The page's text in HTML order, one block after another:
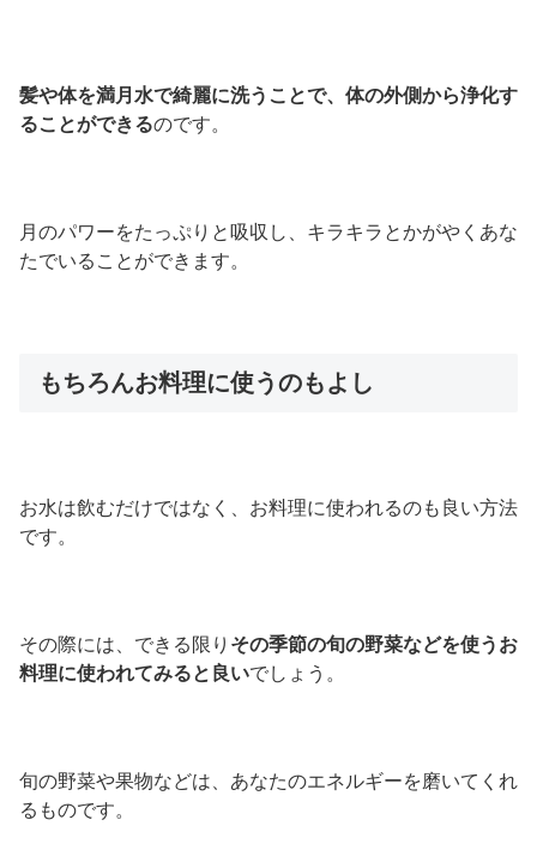
髪や体を満月水で綺麗に洗うことで、体の外側から浄化す
ることができるのです。
月のパワーをたっぷりと吸収し、キラキラとかがやくあな
たでいることができます。
もちろんお料理に使うのもよし
お水は飲むだけではなく、お料理に使われるのも良い方法
です。
その際には、できる限り その季節の旬の野菜などを使うお
料理に使われてみると良いでしょう。
旬の野菜や果物などは、あなたのエネルギーを磨いてくれ
るものです。